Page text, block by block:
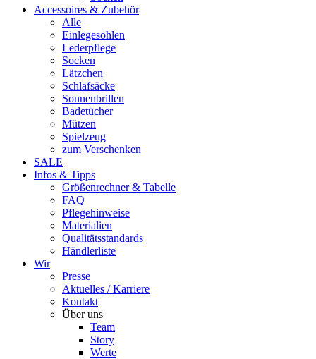
Accessoires & Zubehör
Alle
Einlegesohlen
Lederpflege
Socken
Lätzchen
Schlafsäcke
Sonnenbrillen
Badetücher
Mützen
Spielzeug
zum Verschenken
SALE
Infos & Tipps
Größenrechner & Tabelle
FAQ
Pflegehinweise
Materialien
Qualitätsstandards
Händlerliste
Wir
Presse
Aktuelles / Karriere
Kontakt
Über uns
Team
Story
Werte